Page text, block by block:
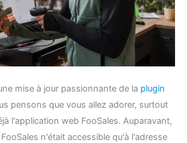
mise à jour passionnante de la plugin
pensons que vous allez adorer, surtout
l'application web FooSales. Auparavant,
n'était accessible qu'à l'adresse